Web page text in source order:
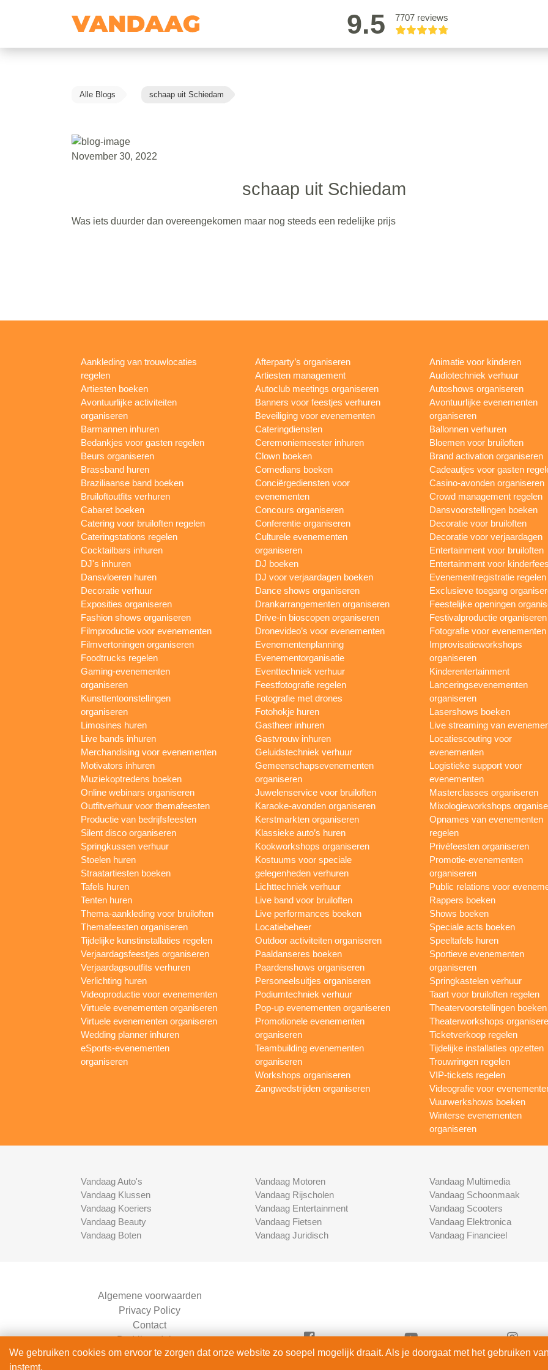
9.5 7707 reviews
Alle Blogs schaap uit Schiedam
November 30, 2022
schaap uit Schiedam
Was iets duurder dan overeengekomen maar nog steeds een redelijke prijs
Aankleding van trouwlocaties
regelen
Artiesten boeken
Avontuurlijke activiteiten
organiseren
Barmannen inhuren
Bedankjes voor gasten regelen
Beurs organiseren
Brassband huren
Braziliaanse band boeken
Bruiloftoutfits verhuren
Cabaret boeken
Catering voor bruiloften regelen
Cateringstations regelen
Cocktailbars inhuren
DJ's inhuren
Dansvloeren huren
Decoratie verhuur
Exposities organiseren
Fashion shows organiseren
Filmproductie voor evenementen
Filmvertoningen organiseren
Foodtrucks regelen
Gaming-evenementen
organiseren
Kunsttentoonstellingen
organiseren
Limosines huren
Live bands inhuren
Merchandising voor evenementen
Motivators inhuren
Muziekoptredens boeken
Online webinars organiseren
Outfitverhuur voor themafeesten
Productie van bedrijfsfeesten
Silent disco organiseren
Springkussen verhuur
Stoelen huren
Straatartiesten boeken
Tafels huren
Tenten huren
Thema-aankleding voor bruiloften
Themafeesten organiseren
Tijdelijke kunstinstallaties regelen
Verjaardagsfeestjes organiseren
Verjaardagsoutfits verhuren
Verlichting huren
Videoproductie voor evenementen
Virtuele evenementen organiseren
Virtuele evenementen organiseren
Wedding planner inhuren
eSports-evenementen
organiseren
Afterparty’s organiseren
Artiesten management
Autoclub meetings organiseren
Banners voor feestjes verhuren
Beveiliging voor evenementen
Cateringdiensten
Ceremoniemeester inhuren
Clown boeken
Comedians boeken
Conciërgediensten voor
evenementen
Concours organiseren
Conferentie organiseren
Culturele evenementen
organiseren
DJ boeken
DJ voor verjaardagen boeken
Dance shows organiseren
Drankarrangementen organiseren
Drive-in bioscopen organiseren
Dronevideo’s voor evenementen
Evenementenplanning
Evenementorganisatie
Eventtechniek verhuur
Feestfotografie regelen
Fotografie met drones
Fotohokje huren
Gastheer inhuren
Gastvrouw inhuren
Geluidstechniek verhuur
Gemeenschapsevenementen
organiseren
Juwelenservice voor bruiloften
Karaoke-avonden organiseren
Kerstmarkten organiseren
Klassieke auto’s huren
Kookworkshops organiseren
Kostuums voor speciale
gelegenheden verhuren
Lichttechniek verhuur
Live band voor bruiloften
Live performances boeken
Locatiebeheer
Outdoor activiteiten organiseren
Paaldanseres boeken
Paardenshows organiseren
Personeelsuitjes organiseren
Podiumtechniek verhuur
Pop-up evenementen organiseren
Promotionele evenementen
organiseren
Teambuilding evenementen
organiseren
Workshops organiseren
Zangwedstrijden organiseren
Animatie voor kinderen
Audiotechniek verhuur
Autoshows organiseren
Avontuurlijke evenementen
organiseren
Ballonnen verhuren
Bloemen voor bruiloften
Brand activation organiseren
Cadeautjes voor gasten
Casino-avonden organiseren
Crowd management regelen
Dansvoorstellingen boeken
Decoratie voor bruiloften
Decoratie voor verjaardagen
Entertainment voor bruiloften
Entertainment voor
Evenementregistratie regelen
Exclusieve toegang
Feestelijke openingen
Festivalproductie organiseren
Fotografie voor evenementen
Improvisatieworkshops
organiseren
Kinderentertainment
Lanceringsevenementen
organiseren
Lasershows boeken
Live streaming van
Locatiescouting voor
evenementen
Logistieke support voor
evenementen
Masterclasses organiseren
Mixologieworkshops
Opnames van evenementen
regelen
Privéfeesten organiseren
Promotie-evenementen
organiseren
Public relations voor
Rappers boeken
Shows boeken
Speciale acts boeken
Speeltafels huren
Sportieve evenementen
organiseren
Springkastelen verhuur
Taart voor bruiloften regelen
Theatervoorstellingen boeken
Theaterworkshops
Ticketverkoop regelen
Tijdelijke installaties opzetten
Trouwringen regelen
VIP-tickets regelen
Videografie voor
Vuurwerkshows boeken
Winterse evenementen
organiseren
Vandaag Auto's
Vandaag Klussen
Vandaag Koeriers
Vandaag Beauty
Vandaag Boten
Vandaag Motoren
Vandaag Rijscholen
Vandaag Entertainment
Vandaag Fietsen
Vandaag Juridisch
Vandaag Multimedia
Vandaag Schoonmaak
Vandaag Scooters
Vandaag Elektronica
Vandaag Financieel
Algemene voorwaarden
Privacy Policy
Contact
Bedrijven Inlog
We gebruiken cookies om ervoor te zorgen dat onze website zo soepel mogelijk draait. Als je doorgaat met het gebruiken
instemt.